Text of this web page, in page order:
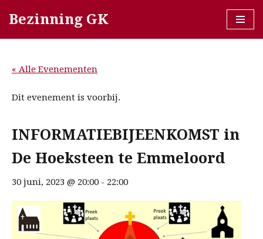
inhoud
Bezinning GK
« Alle Evenementen
Dit evenement is voorbij.
INFORMATIEBIJEENKOMST in
De Hoeksteen te Emmeloord
30 juni, 2023 @ 20:00 - 22:00